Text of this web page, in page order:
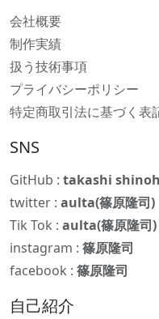
会社概要
制作実績
扱う技術事項
プライバシーポリシー
特定商取引法に基づく表
SNS
GitHub : takashi
twitter : aulta(篠原隆司)
Tik Tok : aulta(篠原隆司)
instagram : 篠原隆司
facebook : 篠原隆司
自己紹介